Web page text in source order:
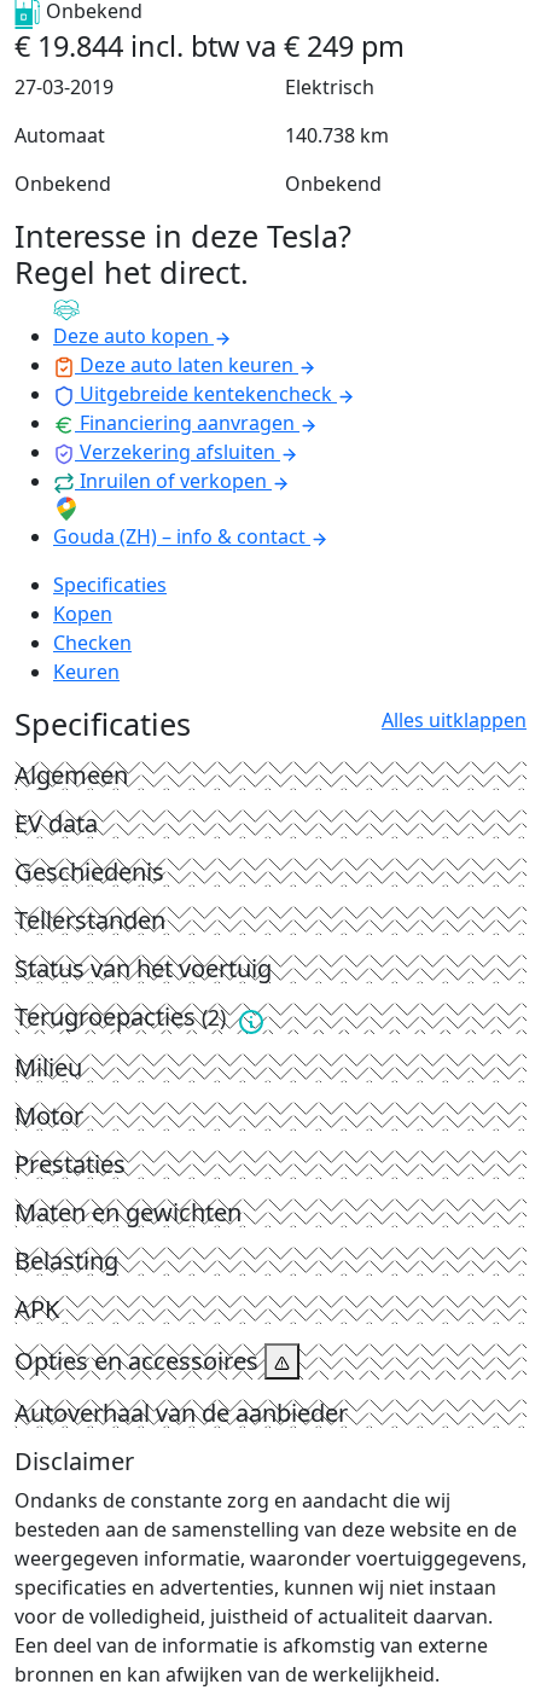
Onbekend
€ 19.844 incl. btwva € 249 pm
27-03-2019
Elektrisch
Automaat
140.738 km
Onbekend
Onbekend
Interesse in deze Tesla?
Regel het direct.
Deze auto kopen
Deze auto laten keuren
Uitgebreide kentekencheck
Financiering aanvragen
Verzekering afsluiten
Inruilen of verkopen
Gouda (ZH) – info & contact
Specificaties
Kopen
Checken
Keuren
Specificaties Alles uitklappen
Algemeen
EV data
Geschiedenis
Tellerstanden
Status van het voertuig
Terugroepacties(2)
Milieu
Motor
Prestaties
Maten en gewichten
Belasting
APK
Opties en accessoires
Autoverhaal van de aanbieder
Disclaimer
Ondanks de constante zorg en aandacht die wij
besteden aan de samenstelling van deze website en de
weergegeven informatie, waaronder voertuiggegevens,
specificaties en advertenties, kunnen wij niet instaan
voor de volledigheid, juistheid of actualiteit daarvan.
Een deel van de informatie is afkomstig van externe
bronnen en kan afwijken van de werkelijkheid.